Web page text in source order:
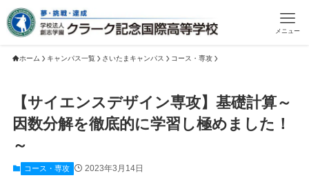
メニュー
ホーム キャンパス一覧 さいたまキャンパス コース・専攻
【サイエンスデザイン専攻】基礎計算～
因数分解を徹底的に学習し極めました！
～
コース・専攻 2023年3月14日